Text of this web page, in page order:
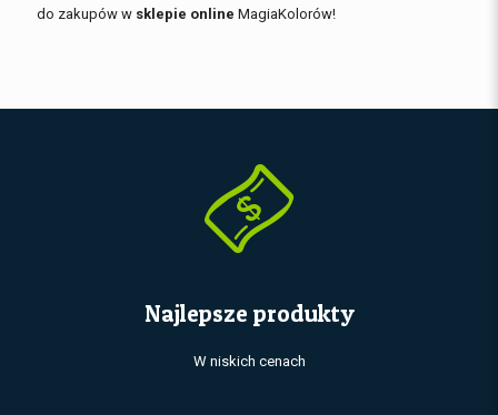
do zakupów w sklepie online MagiaKolorów!
Najlepsze produkty
W niskich cenach